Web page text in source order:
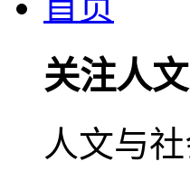
关注人
人文与